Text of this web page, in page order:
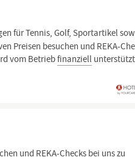
für Tennis, Golf, Sportartikel
Preisen besuchen und REKA-
vom Betriebfinanziell
und REKA-Checks bei uns zu